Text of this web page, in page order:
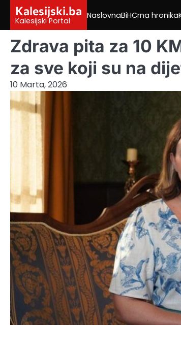
content
Kalesijski.ba
Kalesijski Portal
NaslovnaBiHCrna hronika
Zdrava pita za 10
za sve koji su na
10 Marta, 2026